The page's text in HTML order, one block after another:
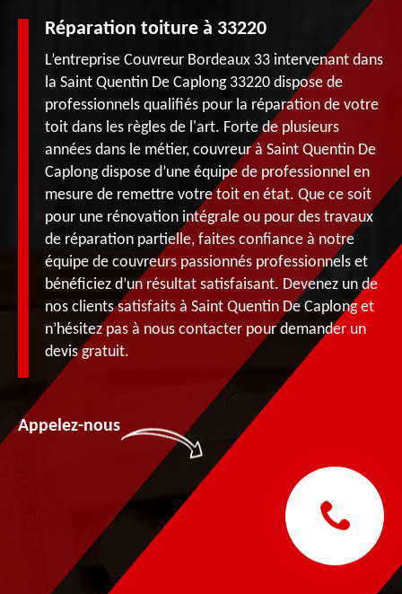
Réparation toiture à 33220
L’entreprise Couvreur Bordeaux 33 intervenant dans
la Saint Quentin De Caplong 33220 dispose de
professionnels qualifiés pour la réparation de votre
toit dans les règles de l'art. Forte de plusieurs
années dans le métier, couvreur à Saint Quentin De
Caplong dispose d’une équipe de professionnel en
mesure de remettre votre toit en état. Que ce soit
pour une rénovation intégrale ou pour des travaux
de réparation partielle, faites confiance à notre
équipe de couvreurs passionnés professionnels et
bénéficiez d’un résultat satisfaisant. Devenez un de
nos clients satisfaits à Saint Quentin De Caplong et
n’hésitez pas à nous contacter pour demander un
devis gratuit.
Appelez-nous